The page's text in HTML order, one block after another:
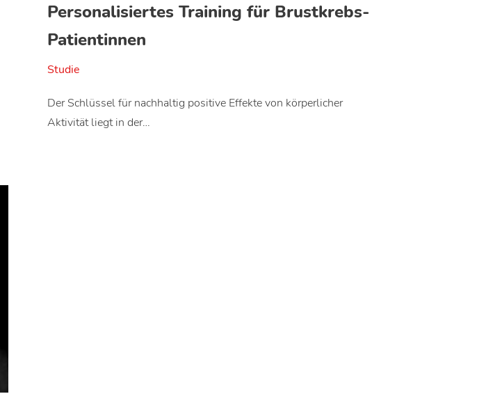
Personalisiertes Training für Brustkrebs-
Patientinnen
Studie
Der Schlüssel für nachhaltig positive Effekte von körperlicher
Aktivität liegt in der…